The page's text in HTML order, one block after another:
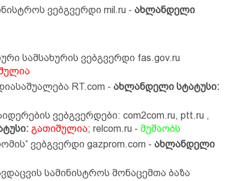
ვებგვერდი mil.ru - ახლანდელი
სამსახურის ვებგვერდი fas.gov.ru
RT.com - ახლანდელი სტატუსი:
ვებგვერდები: com2com.ru, ptt.ru ,
გათიშულია; relcom.ru - მუშაობს
ვებგვერდი gazprom.com - ახლანდელი
სამინისტროს მონაცემთა ბაზა